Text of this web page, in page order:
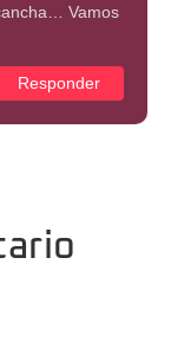
Vamos
Responder